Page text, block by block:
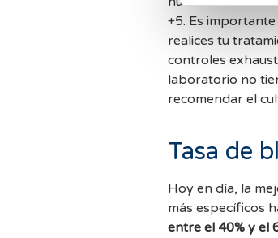
+5. Es
realices tu
controles
laboratorio no
recomendar el
Tasa de
Hoy en día, la
más específicos
entre el 40% y el